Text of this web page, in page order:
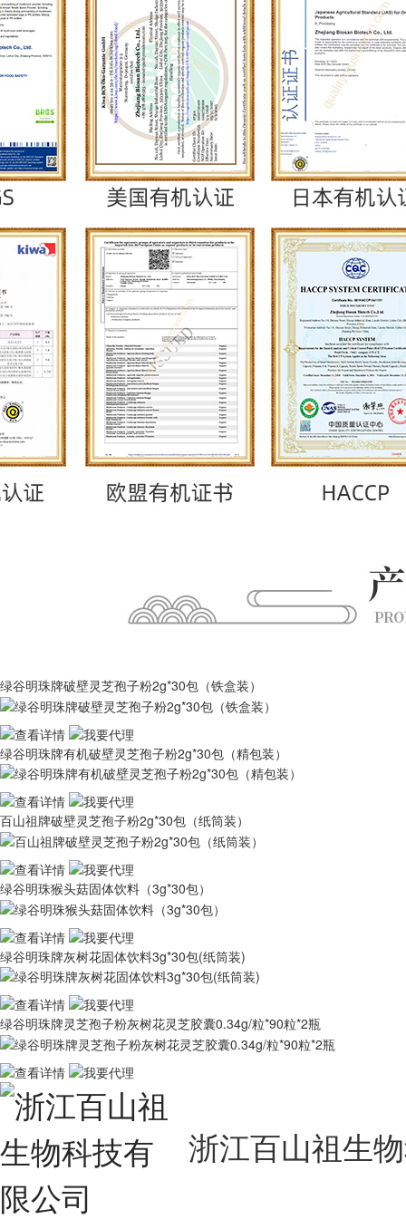
绿谷明珠牌破壁灵芝孢子粉2g*30包（铁盒装）
绿谷明珠牌有机破壁灵芝孢子粉2g*30包（精包装）
百山祖牌破壁灵芝孢子粉2g*30包（纸筒装）
绿谷明珠猴头菇固体饮料（3g*30包）
绿谷明珠牌灰树花固体饮料3g*30包(纸筒装)
绿谷明珠牌灵芝孢子粉灰树花灵芝胶囊0.34g/粒*90粒*2瓶
浙江百山祖生